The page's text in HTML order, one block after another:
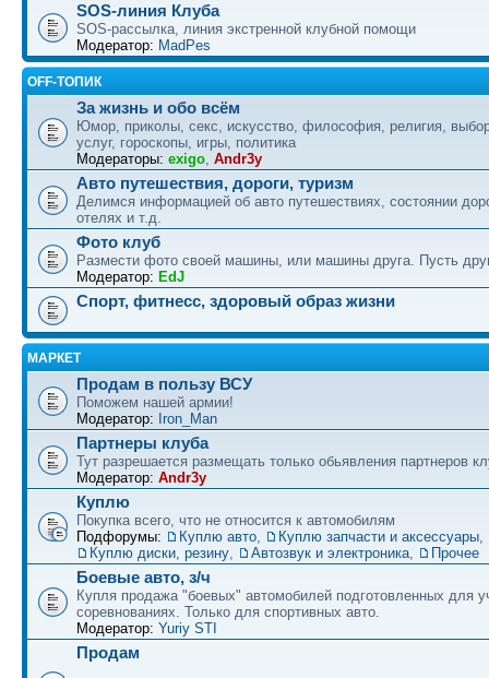
SOS-линия Клуба
SOS-рассылка, линия экстренной клубной помощи
Модератор: MadPes
OFF-ТОПИК
За жизнь и обо всём
Юмор, приколы, секс, искусство, философия, религия,
услуг, гороскопы, игры, политика
Модераторы: exigo, Andr3y
Авто путешествия, дороги, туризм
Делимся информацией об авто путешествиях, состоянии
отелях и т.д.
Фото клуб
Размести фото своей машины, или машины друга. Пусть
Модератор: EdJ
Спорт, фитнесс, здоровый образ жизни
МАРКЕТ
Продам в пользу ВСУ
Поможем нашей армии!
Модератор: Iron_Man
Партнеры клуба
Тут разрешается размещать только обьявления партнеров
Модератор: Andr3y
Куплю
Покупка всего, что не относится к автомобилям
Подфорумы:
Куплю авто, Куплю запчасти и аксессуары,
Куплю диски, резину, Автозвук и электроника, Прочее
Боевые авто, з/ч
Купля продажа "боевых" автомобилей подготовленных для
соревнованиях. Только для спортивных авто.
Модератор: Yuriy STI
Продам